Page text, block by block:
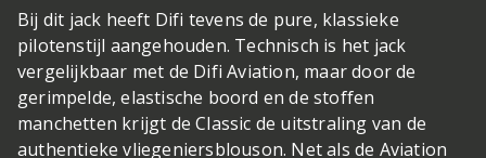
Bij dit jack heeft Difi tevens de pure, klassieke
pilotenstijl aangehouden. Technisch is het jack
vergelijkbaar met de Difi Aviation, maar door de
gerimpelde, elastische boord en de stoffen
manchetten krijgt de Classic de uitstraling van de
authentieke vliegeniersblouson. Net als de Aviation